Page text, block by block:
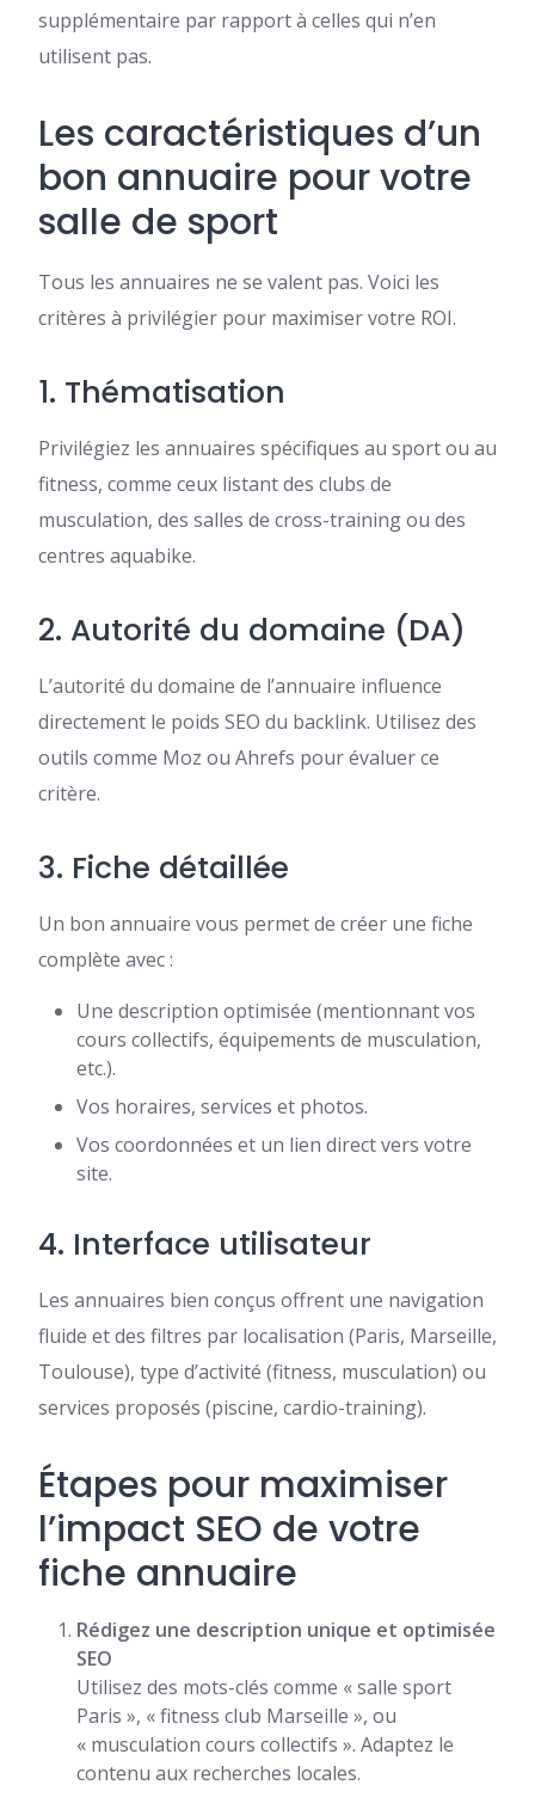
supplémentaire par rapport à celles qui n’en
utilisent pas.
Les caractéristiques d’un
bon annuaire pour votre
salle de sport
Tous les annuaires ne se valent pas. Voici les
critères à privilégier pour maximiser votre ROI.
1. Thématisation
Privilégiez les annuaires spécifiques au sport ou au
fitness, comme ceux listant des clubs de
musculation, des salles de cross-training ou des
centres aquabike.
2. Autorité du domaine (DA)
L’autorité du domaine de l’annuaire influence
directement le poids SEO du backlink. Utilisez des
outils comme Moz ou Ahrefs pour évaluer ce
critère.
3. Fiche détaillée
Un bon annuaire vous permet de créer une fiche
complète avec :
Une description optimisée (mentionnant vos
cours collectifs, équipements de musculation,
etc.).
Vos horaires, services et photos.
Vos coordonnées et un lien direct vers votre
site.
4. Interface utilisateur
Les annuaires bien conçus offrent une navigation
fluide et des filtres par localisation (Paris, Marseille,
Toulouse), type d’activité (fitness, musculation) ou
services proposés (piscine, cardio-training).
Étapes pour maximiser
l’impact SEO de votre
fiche annuaire
Rédigez une description unique et optimisée
SEO
Utilisez des mots-clés comme « salle sport
Paris », « fitness club Marseille », ou
« musculation cours collectifs ». Adaptez le
contenu aux recherches locales.